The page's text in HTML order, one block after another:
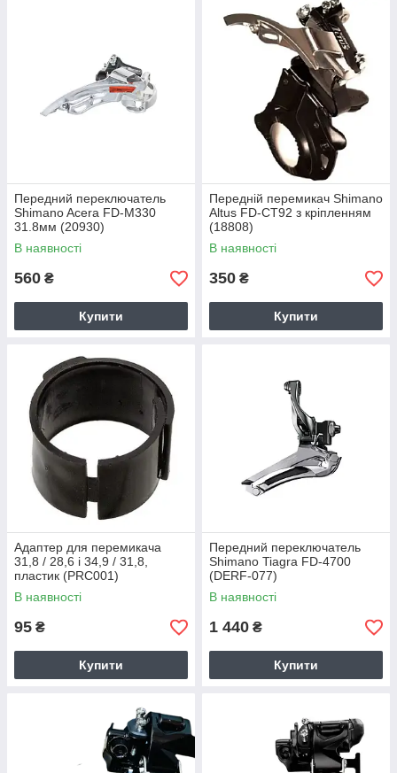
Передний переключатель
Shimano Acera FD-M330
31.8мм (20930)
В наявності
560 ₴
Купити
Передній перемикач Shimano
Altus FD-CT92 з кріпленням
(18808)
В наявності
350 ₴
Купити
Адаптер для перемикача
31,8 / 28,6 і 34,9 / 31,8,
пластик (PRC001)
В наявності
95 ₴
Купити
Передний переключатель
Shimano Tiagra FD-4700
(DERF-077)
В наявності
1 440 ₴
Купити